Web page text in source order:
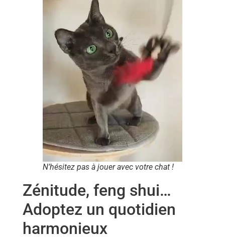
N’hésitez pas à jouer avec votre chat !
Zénitude, feng shui…
Adoptez un quotidien
harmonieux